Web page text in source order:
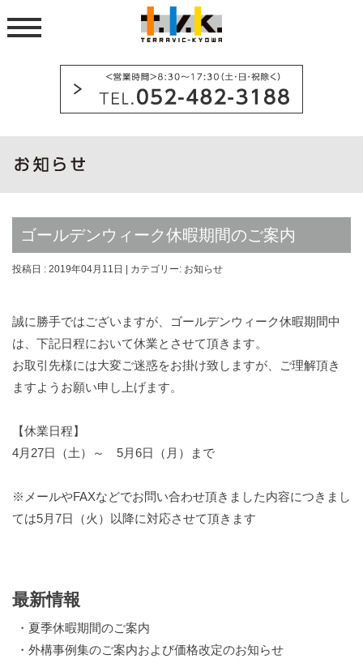
ゴールデンウィーク休暇期間のご案内
投稿日 : 2019年04月11日 | カテゴリー: お知らせ
誠に勝手ではございますが、ゴールデンウィーク休暇期間中
は、下記日程において休業とさせて頂きます。
お取引先様には大変ご迷惑をお掛け致しますが、ご理解頂き
ますようお願い申し上げます。
【休業日程】
4月27日（土）～ 5月6日（月）まで
※メールやFAXなどでお問い合わせ頂きました内容につきまし
ては5月7日（火）以降に対応させて頂きます
最新情報
・ 夏季休暇期間のご案内
・ 外構事例集のご案内および価格改定のお知らせ